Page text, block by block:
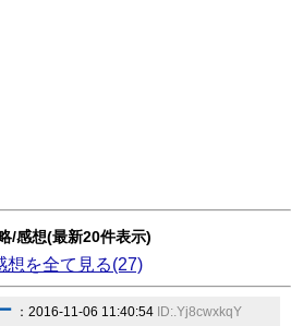
/感想(最新20件表示)
想を全て見る(27)
：2016-11-06 11:40:54 ID:.Yj8cwxkqY